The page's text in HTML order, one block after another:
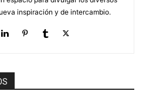
inspiración y de intercambio.